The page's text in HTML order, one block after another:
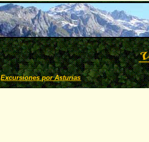
Excursiones por Asturias